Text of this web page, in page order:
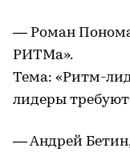
— Роман
РИТМа».
Тема: «Ритм-
лидеры
— Андрей Бетин,